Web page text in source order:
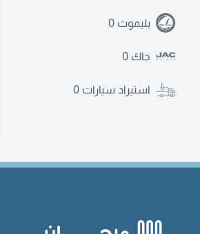
بليموث 0
جاك 0
استيراد سيارات 0